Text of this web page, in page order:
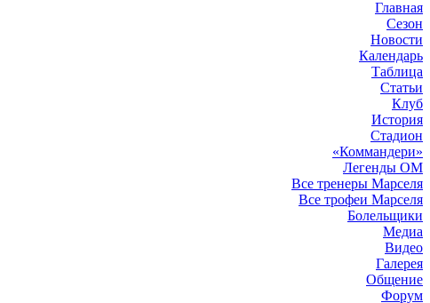
Главная
Сезон
Новости
Календарь
Таблица
Статьи
Клуб
История
Стадион
«Коммандери»
Легенды ОМ
Все тренеры Марселя
Все трофеи Марселя
Болельщики
Медиа
Видео
Галерея
Общение
Форум